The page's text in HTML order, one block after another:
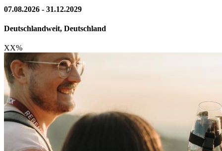
07.08.2026 - 31.12.2029
Deutschlandweit, Deutschland
XX%